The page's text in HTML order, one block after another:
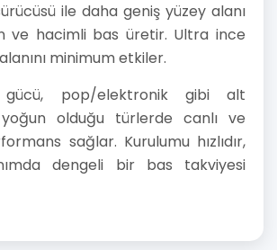
ile daha geniş yüzey alanı
ve hacimli bas üretir. Ultra ince
minimum etkiler.
gücü, pop/elektronik gibi alt
yoğun olduğu türlerde canlı ve
sağlar. Kurulumu hızlıdır,
dengeli bir bas takviyesi